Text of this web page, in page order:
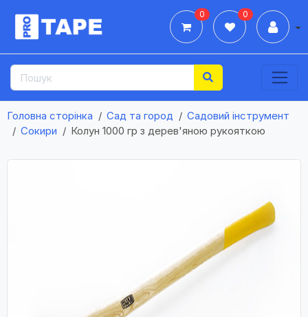
0 0
Головна сторінка Сад та город
Садовий інструмент
Сокири
Колун 1000 гр з дерев'яною рукояткою